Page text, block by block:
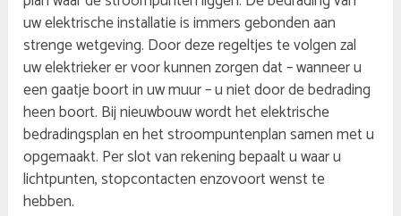
uw elektrische installatie is immers gebonden aan
strenge wetgeving. Door deze regeltjes te volgen zal
uw elektrieker er voor kunnen zorgen dat – wanneer u
een gaatje boort in uw muur – u niet door de bedrading
heen boort. Bij nieuwbouw wordt het elektrische
bedradingsplan en het stroompuntenplan samen met u
opgemaakt. Per slot van rekening bepaalt u waar u
lichtpunten, stopcontacten enzovoort wenst te
hebben.